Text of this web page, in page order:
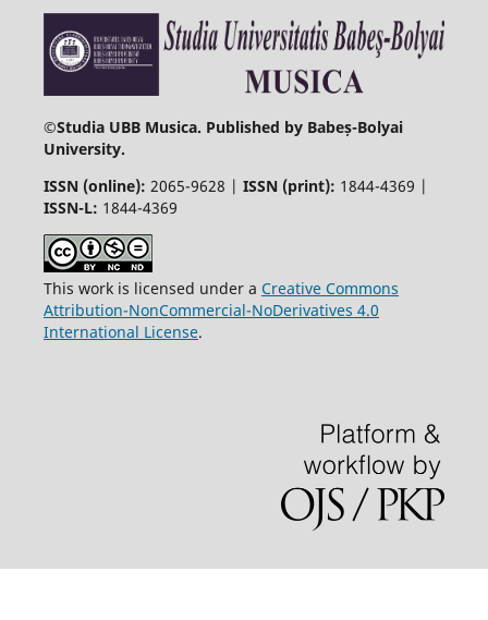
©Studia UBB Musica. Published by Babeș-Bolyai
University.
ISSN (online): 2065-9628 | ISSN (print): 1844-4369 |
ISSN-L: 1844-4369
This work is licensed under a Creative Commons
Attribution-NonCommercial-NoDerivatives 4.0
International License.